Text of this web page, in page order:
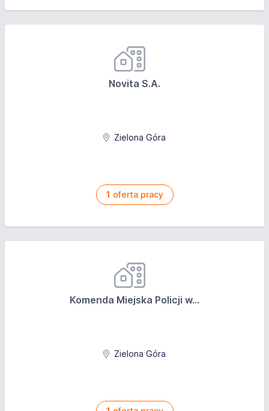
Novita S.A.
Zielona Góra
1 oferta pracy
Komenda Miejska Policji w...
Zielona Góra